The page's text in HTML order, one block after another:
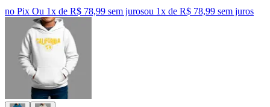
no Pix Ou 1x de R$ 78,99 sem jurosou 1x de R$ 78,99 sem juros